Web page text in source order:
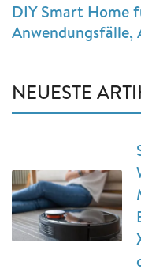
DIY Smart Home
Anwendungsfälle,
NEUESTE